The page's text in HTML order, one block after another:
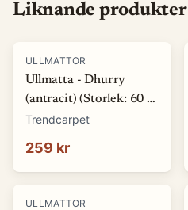
Liknande produkter
ULLMATTOR
Ullmatta - Dhurry
(antracit) (Storlek: 60 x
120 cm)
Trendcarpet
259 kr
ULLMATTOR